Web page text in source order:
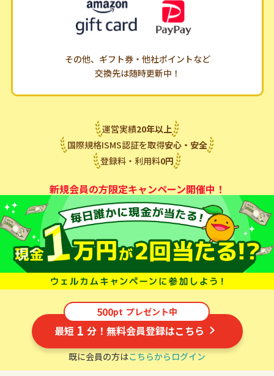
その他、ギフト券・他社ポイントなど
交換先は随時更新中！
運営実績20年以上
国際規格ISMS認証を取得安心・安全
登録料・利用料0円
新規会員の方限定キャンペーン開催中！
500pt プレゼント中
最短 1 分！無料会員登録はこちら
既に会員の方はこちらからログイン